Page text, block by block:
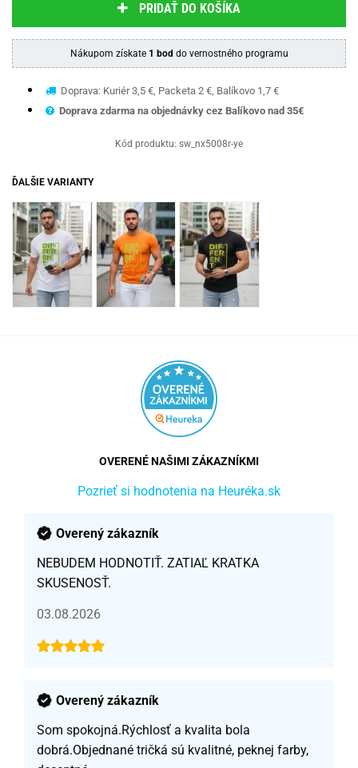
PRIDAŤ DO KOŠÍKA
Nákupom získate 1 bod do vernostného programu
Doprava: Kuriér 3,5 €, Packeta 2 €, Balíkovo 1,7 €
Doprava zdarma na objednávky cez Balíkovo nad 35€
Kód produktu: sw_nx5008r-ye
ĎALŠIE VARIANTY
OVERENÉ NAŠIMI ZÁKAZNÍKMI
Pozrieť si hodnotenia na Heuréka.sk
Overený zákazník
NEBUDEM HODNOTIŤ. ZATIAĽ KRATKA
SKUSENOSŤ.
03.08.2026
Overený zákazník
Som spokojná.Rýchlosť a kvalita bola
dobrá.Objednané tričká sú kvalitné, peknej farby,